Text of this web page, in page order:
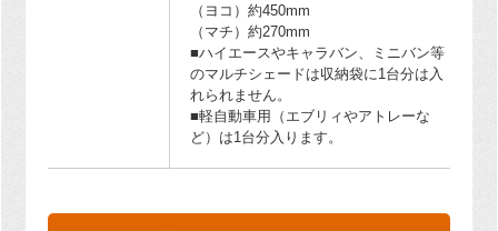
（ヨコ）約450mm
（マチ）約270mm
■ハイエースやキャラバン、ミニバン等
のマルチシェードは収納袋に1台分は入
れられません。
■軽自動車用（エブリィやアトレーな
ど）は1台分入ります。